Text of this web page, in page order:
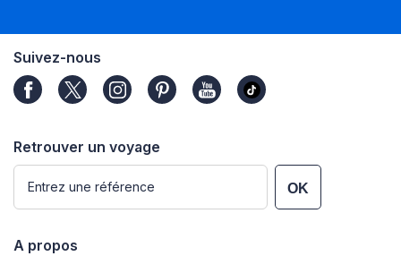
Suivez-nous
Retrouver un voyage
OK
A propos